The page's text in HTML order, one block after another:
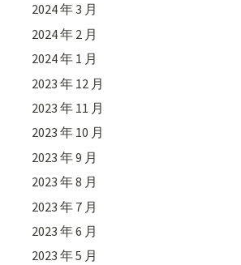
2024 年 3 月
2024 年 2 月
2024 年 1 月
2023 年 12 月
2023 年 11 月
2023 年 10 月
2023 年 9 月
2023 年 8 月
2023 年 7 月
2023 年 6 月
2023 年 5 月